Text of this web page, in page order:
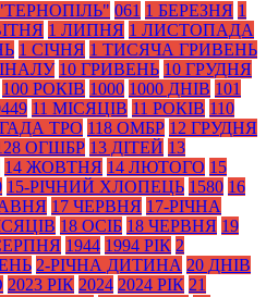
061 1 БЕРЕЗНЯ 1
1 ЛИПНЯ 1 ЛИСТОПАДА
1 СІЧНЯ 1 ТИСЯЧА ГРИВЕНЬ
10 ГРИВЕНЬ 10 ГРУДНЯ
100 РОКІВ 1000 1000 ДНІВ 101
11 МІСЯЦІВ 11 РОКІВ 110
ТРО 118 ОМБР 12 ГРУДНЯ
ОГШБР 13 ДІТЕЙ 13
14 ЖОВТНЯ 14 ЛЮТОГО 15
15-РІЧНИЙ ХЛОПЕЦЬ 1580 16
17 ЧЕРВНЯ 17-РІЧНА
18 ОСІБ 18 ЧЕРВНЯ 19
1944 1994 РІК 2
2-РІЧНА ДИТИНА 20 ДНІВ
2023 РІК 2024 2024 РІК 21